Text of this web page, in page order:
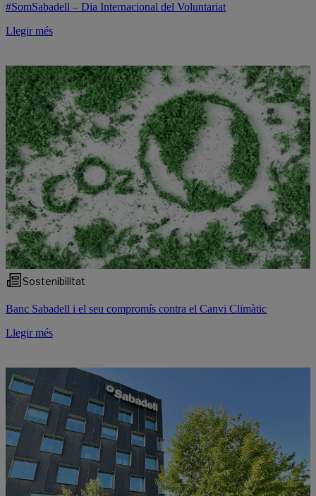
#SomSabadell – Dia Internacional del Voluntariat
Llegir més
Sostenibilitat
Banc Sabadell i el seu compromís contra el Canvi Climàtic
Llegir més